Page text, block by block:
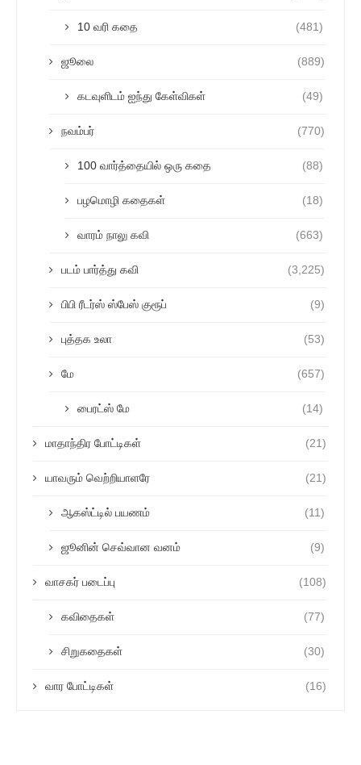
10 வரி கதை (481)
ஜூலை (889)
கடவுளிடம் ஐந்து கேள்விகள் (49)
நவம்பர் (770)
100 வார்த்தையில் ஒரு கதை (88)
பழமொழி கதைகள் (18)
வாரம் நாலு கவி (663)
படம் பார்த்து கவி (3,225)
பிபி ரீடர்ஸ் ஸ்பேஸ் குரூப் (9)
புத்தக உலா (53)
மே (657)
பைரட்ஸ் மே (14)
மாதாந்திர போட்டிகள் (21)
யாவரும் வெற்றியாளரே (21)
ஆகஸ்ட்டில் பயணம் (11)
ஜூனின் செவ்வான வனம் (9)
வாசகர் படைப்பு (108)
கவிதைகள் (77)
சிறுகதைகள் (30)
வார போட்டிகள் (16)